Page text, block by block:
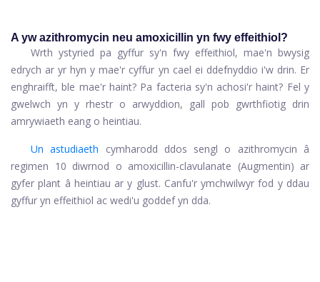
A yw azithromycin neu amoxicillin yn fwy effeithiol?
Wrth ystyried pa gyffur sy'n fwy effeithiol, mae'n bwysig
edrych ar yr hyn y mae'r cyffur yn cael ei ddefnyddio i'w drin. Er
enghraifft, ble mae'r haint? Pa facteria sy'n achosi'r haint? Fel y
gwelwch yn y rhestr o arwyddion, gall pob gwrthfiotig drin
amrywiaeth eang o heintiau.
Un astudiaeth cymharodd ddos ​​sengl o azithromycin â
regimen 10 diwrnod o amoxicillin-clavulanate (Augmentin) ar
gyfer plant â heintiau ar y glust. Canfu'r ymchwilwyr fod y ddau
gyffur yn effeithiol ac wedi'u goddef yn dda.